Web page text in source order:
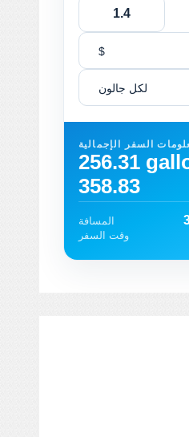
$
لكل جالون
السفر الإجمالية
256.31
358.83
المسافة
وقت السفر